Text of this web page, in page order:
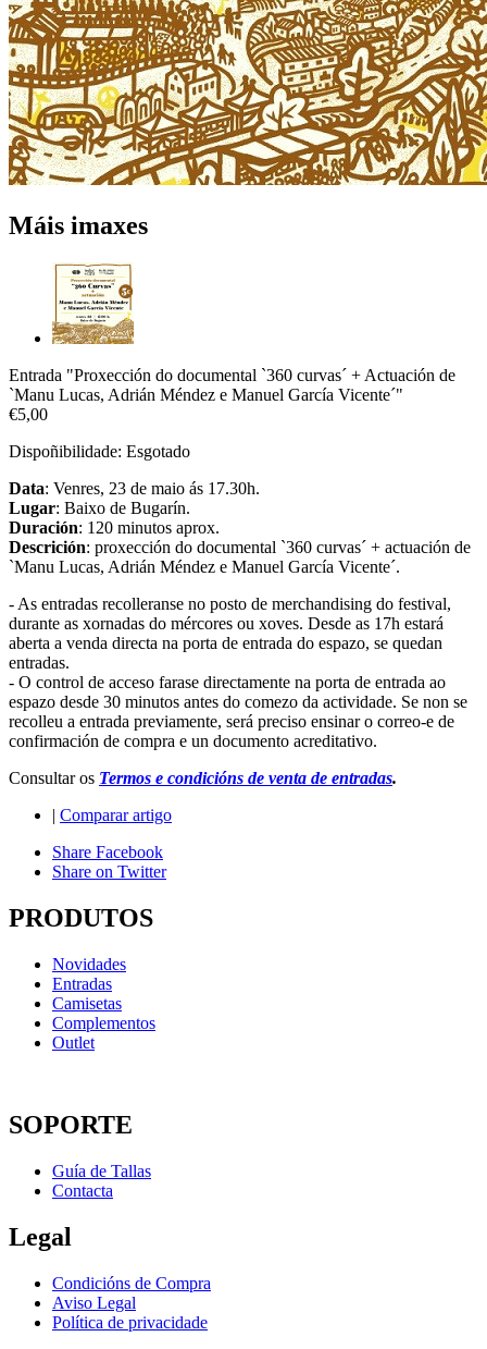
Máis imaxes
Entrada "Proxección do documental `360 curvas´ + Actuación de
`Manu Lucas, Adrián Méndez e Manuel García Vicente´"
€5,00
Dispoñibilidade: Esgotado
Data: Venres, 23 de maio ás 17.30h.
Lugar: Baixo de Bugarín.
Duración: 120 minutos aprox.
Descrición: proxección do documental `360 curvas´ + actuación de
`Manu Lucas, Adrián Méndez e Manuel García Vicente´.
- As entradas recolleranse no posto de merchandising do festival,
durante as xornadas do mércores ou xoves. Desde as 17h estará
aberta a venda directa na porta de entrada do espazo, se quedan
entradas.
- O control de acceso farase directamente na porta de entrada ao
espazo desde 30 minutos antes do comezo da actividade. Se non se
recolleu a entrada previamente, será preciso ensinar o correo-e de
confirmación de compra e un documento acreditativo.
Consultar os Termos e condicións de venta de entradas.
| Comparar artigo
Share Facebook
Share on Twitter
PRODUTOS
Novidades
Entradas
Camisetas
Complementos
Outlet
SOPORTE
Guía de Tallas
Contacta
Legal
Condicións de Compra
Aviso Legal
Política de privacidade